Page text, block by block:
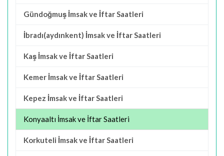
Gündoğmuş İmsak ve İftar Saatleri
İbradı(aydınkent) İmsak ve İftar Saatleri
Kaş İmsak ve İftar Saatleri
Kemer İmsak ve İftar Saatleri
Kepez İmsak ve İftar Saatleri
Konyaaltı İmsak ve İftar Saatleri
Korkuteli İmsak ve İftar Saatleri